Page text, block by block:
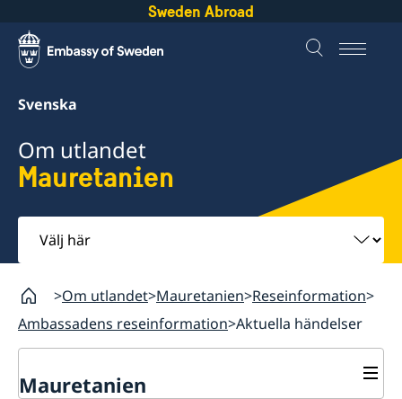
Sweden Abroad
Svenska
Om utlandet
Mauretanien
Välj
här
Om utlandet Mauretanien Reseinformation
Ambassadens reseinformation Aktuella händelser
Mauretanien